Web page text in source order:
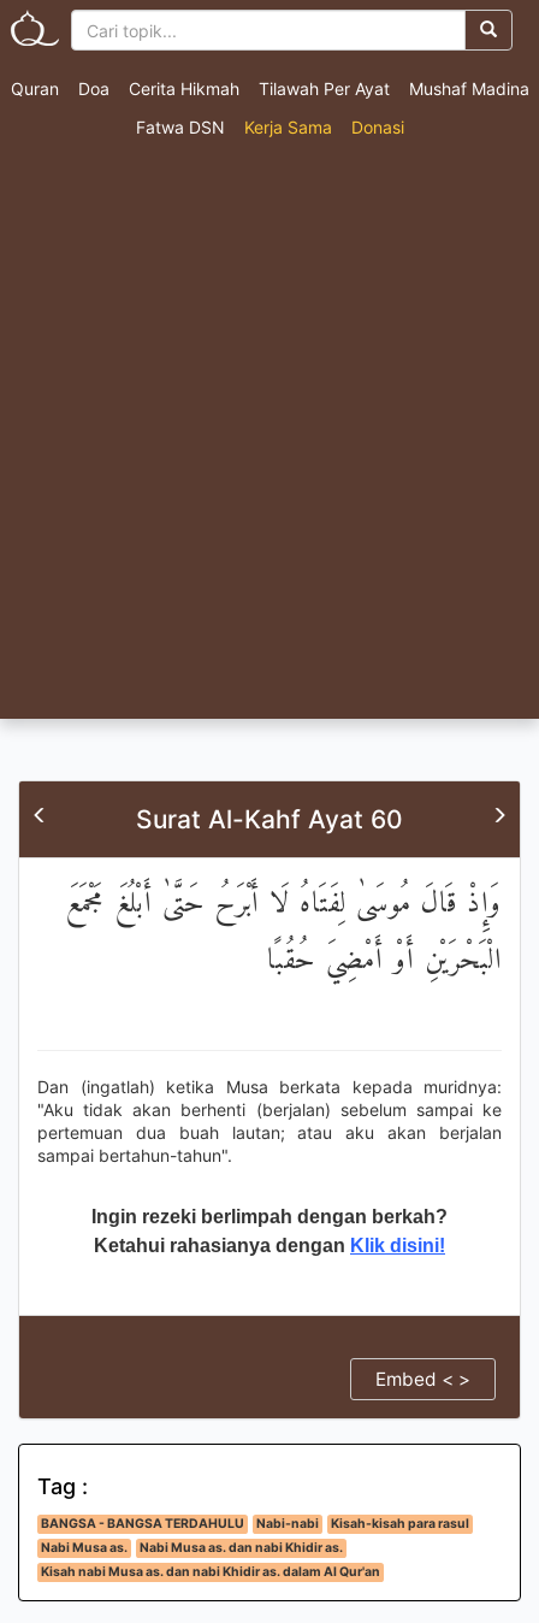
Quran Doa Cerita Hikmah Tilawah Per Ayat
Mushaf Madina
Fatwa DSN
Kerja Sama Donasi
Surat Al-Kahf Ayat 60
وَإِذْ قَالَ مُوسَىٰ لِفَتَاهُ لَا أَبْرَحُ حَتَّىٰ أَبْلُغَ مَجْمَعَ
الْبَحْرَيْنِ أَوْ أَمْضِيَ حُقُبًا
Dan (ingatlah) ketika Musa berkata kepada muridnya:
"Aku tidak akan berhenti (berjalan) sebelum sampai ke
pertemuan dua buah lautan; atau aku akan berjalan
sampai bertahun-tahun".
Ingin rezeki berlimpah dengan berkah?
Ketahui rahasianya dengan Klik disini!
Embed < >
Tag :
BANGSA - BANGSA TERDAHULU Nabi-nabi
Kisah-kisah para rasul
Nabi Musa as.
Nabi Musa as. dan nabi Khidir as.
Kisah nabi Musa as. dan nabi Khidir as. dalam Al Qur'an